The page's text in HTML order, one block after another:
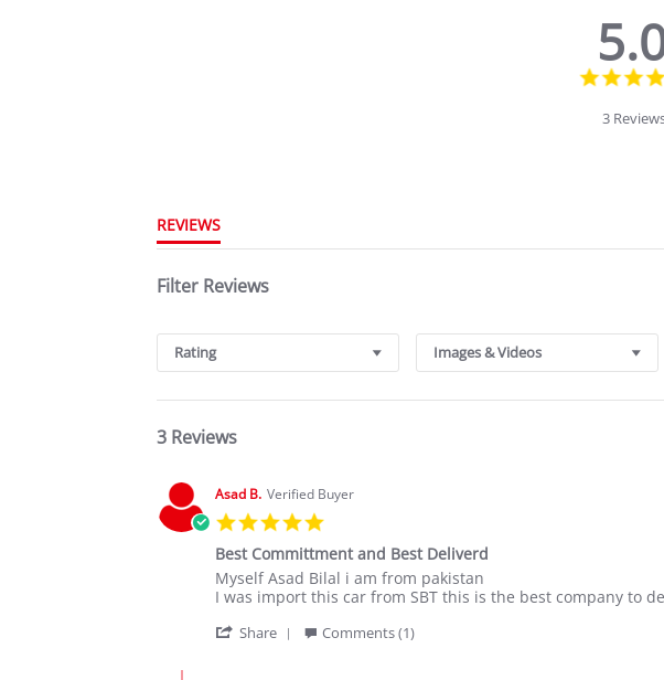
3
REVIEWS
Filter Reviews
Rating Images & Videos
3 Reviews
Asad B. Verified Buyer
rating
Best Committment and Best Deliverd
Review
by
B.
review
stating
Committment
Myself Asad Bilal i am from pakistan
I was import this car from SBT this is the best company to
Share Comments (1)